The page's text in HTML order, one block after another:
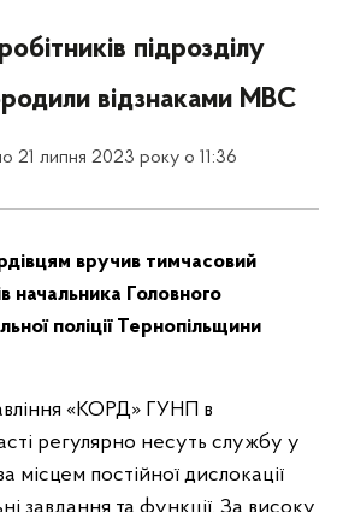
підрозділу
відзнаками МВС
21 липня 2023 року о 11:36
вручив тимчасовий
начальника Головного
поліції Тернопільщини
«КОРД» ГУНП в
регулярно несуть службу у
місцем постійної дислокації